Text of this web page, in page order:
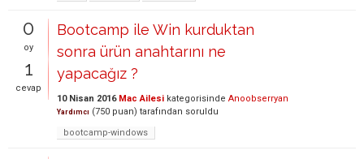
0
oy
1
cevap
Bootcamp ile Win kurduktan
sonra ürün anahtarını ne
yapacağız ?
10 Nisan 2016 Mac Ailesi kategorisinde Anoobserryan
Yardımcı (750 puan) tarafından soruldu
bootcamp-windows